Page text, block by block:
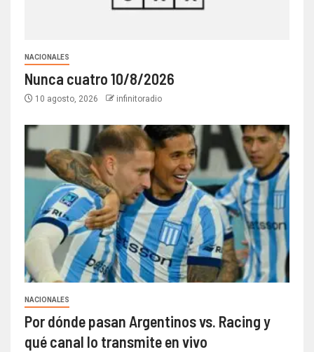
NACIONALES
Nunca cuatro 10/8/2026
10 agosto, 2026 infinitoradio
NACIONALES
Por dónde pasan Argentinos vs. Racing y
qué canal lo transmite en vivo